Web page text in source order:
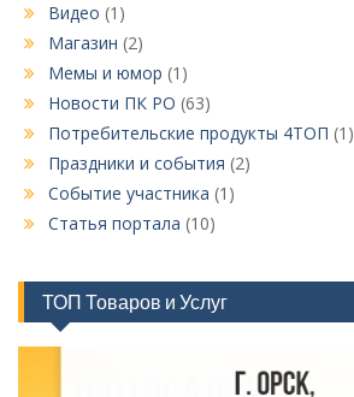
Видео (1)
Магазин (2)
Мемы и юмор (1)
Новости ПК РО (63)
Потребительские продукты 4ТОП (1)
Праздники и события (2)
Событие участника (1)
Статья портала (10)
ТОП Товаров и Услуг